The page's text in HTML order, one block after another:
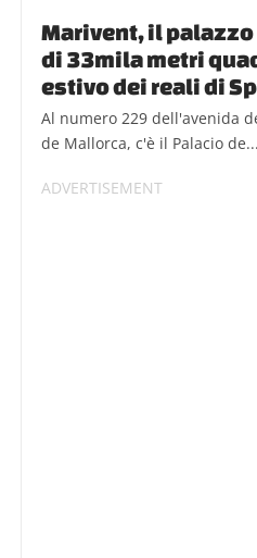
Marivent, il
di 33mila metri
estivo dei reali di
Al numero 229 dell'avenida
de Mallorca, c'è il Palacio de...